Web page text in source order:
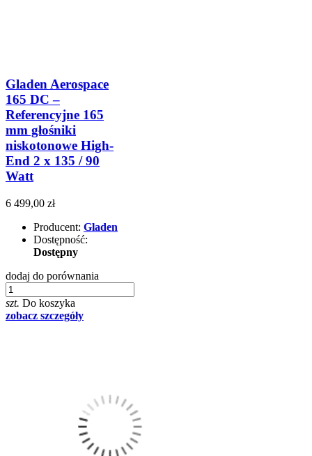
Gladen Aerospace
165 DC –
Referencyjne 165
mm głośniki
niskotonowe High-
End 2 x 135 / 90
Watt
6 499,00 zł
Producent: Gladen
Dostępność:
Dostępny
dodaj do porównania
szt. Do koszyka
zobacz szczegóły